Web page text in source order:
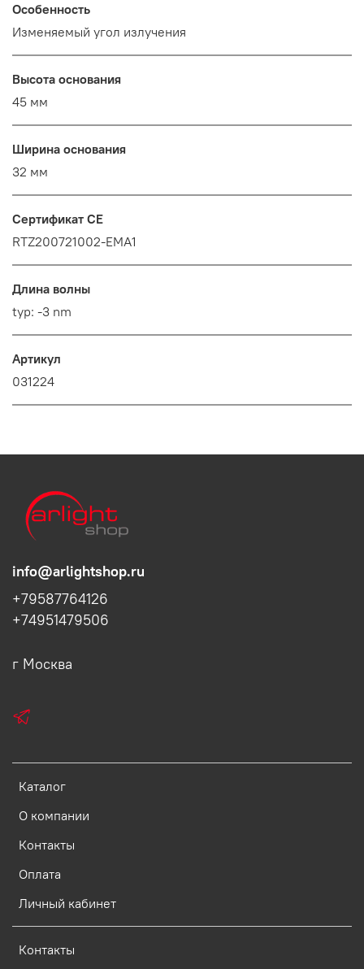
Особенность
Изменяемый угол излучения
Высота основания
45 мм
Ширина основания
32 мм
Сертификат CE
RTZ200721002-EMA1
Длина волны
typ: -3 nm
Артикул
031224
Каталог
О компании
Контакты
Оплата
Личный кабинет
Контакты
info@arlightshop.ru
+79587764126
+74951479506
г Москва